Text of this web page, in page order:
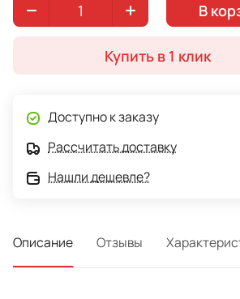
В
Купить в 1 клик
Доступно к заказу
Рассчитать доставку
Нашли дешевле?
Описание Отзывы